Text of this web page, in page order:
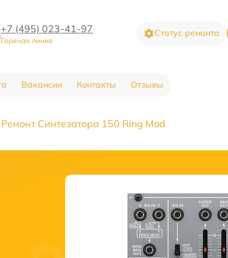
+7 (495) 023-41-97
Горячая линия
Статус ремонта
Вакансии Контакты Отзывы
Ремонт Синтезатора 150 Ring Mod